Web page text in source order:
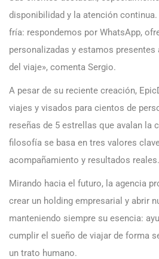
disponibilidad y la atención
fría: respondemos por WhatsApp,
personalizadas y estamos presentes
del viaje», comenta Sergio.
A pesar de su reciente creación,
viajes y visados para cientos de
reseñas de 5 estrellas que avalan la
filosofía se basa en tres valores
acompañamiento y resultados reales.
Mirando hacia el futuro, la agencia
crear un holding empresarial y abrir
manteniendo siempre su esencia:
cumplir el sueño de viajar de forma
un trato humano.